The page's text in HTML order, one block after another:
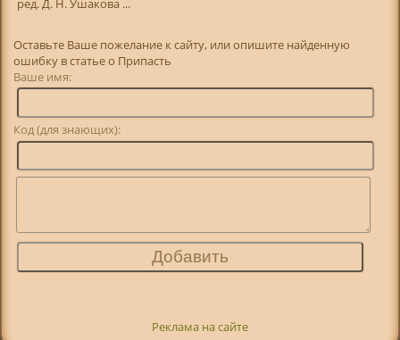
ред. Д. Н. Ушакова ...
Оставьте Ваше пожелание к сайту, или опишите найденную
ошибку в статье о Припасть
Ваше имя:
Код (для знающих):
Реклама на сайте